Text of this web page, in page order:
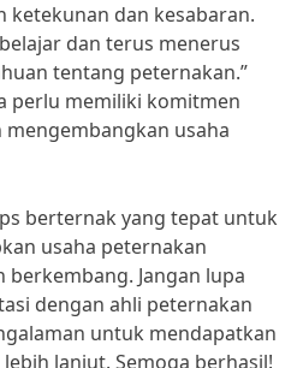
ketekunan dan kesabaran.
dan terus menerus
tentang peternakan.”
perlu memiliki komitmen
usaha
berternak yang tepat untuk
usaha peternakan
berkembang. Jangan lupa
dengan ahli peternakan
untuk mendapatkan
lanjut. Semoga berhasil!